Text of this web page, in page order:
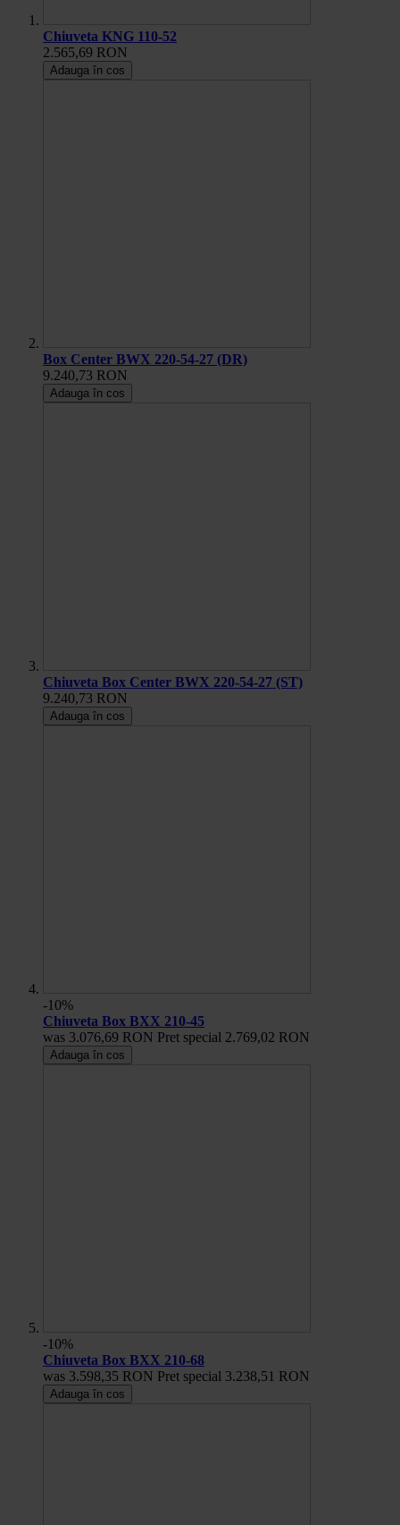
Chiuveta KNG 110-52
2.565,69 RON
Adauga în cos
Box Center BWX 220-54-27 (DR)
9.240,73 RON
Adauga în cos
Chiuveta Box Center BWX 220-54-27 (ST)
9.240,73 RON
Adauga în cos
-10%
Chiuveta Box BXX 210-45
was 3.076,69 RON Pret special 2.769,02 RON
Adauga în cos
-10%
Chiuveta Box BXX 210-68
was 3.598,35 RON Pret special 3.238,51 RON
Adauga în cos